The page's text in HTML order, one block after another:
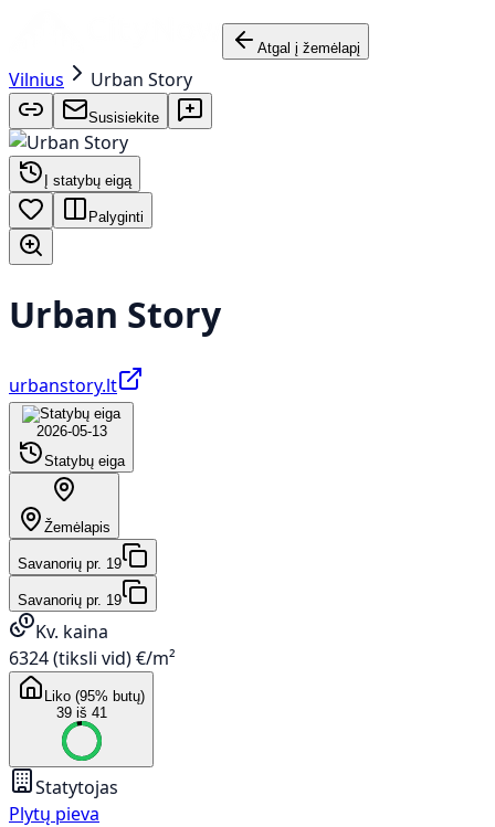
Atgal į žemėlapį
Vilnius Urban Story
Susisiekite
Į statybų eigą
Palyginti
Urban Story
urbanstory.lt
2026-05-13
Statybų eiga
Žemėlapis
Savanorių pr. 19
Savanorių pr. 19
Kv. kaina
6324 (tiksli vid) €/m²
Liko (95% butų)
39 iš 41
Statytojas
Plytų pieva